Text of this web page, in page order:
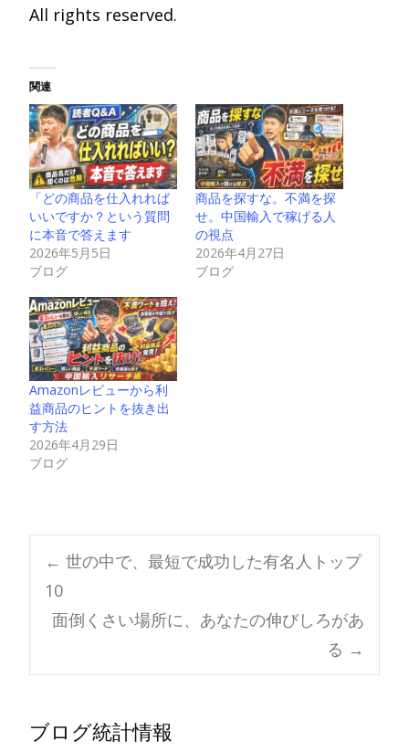
All rights reserved.
関連
「どの商品を仕入れれば
いいですか？という質問
に本音で答えます
2026年5月5日
ブログ
商品を探すな。不満を探
せ。中国輸入で稼げる人
の視点
2026年4月27日
ブログ
Amazonレビューから利
益商品のヒントを抜き出
す方法
2026年4月29日
ブログ
Post
navigation
← 世の中で、最短で成功した有名人トップ
10
面倒くさい場所に、あなたの伸びしろがあ
る →
ブログ統計情報